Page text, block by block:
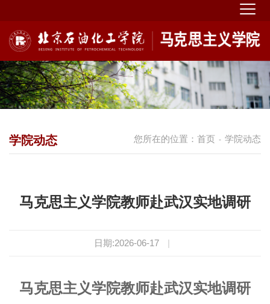
您所在的位置： 首页 - 学院动态
学院动态
马克思主义学院教师赴武汉实地调研
日期:2026-06-17 |
马克思主义学院教师赴武汉实地调研